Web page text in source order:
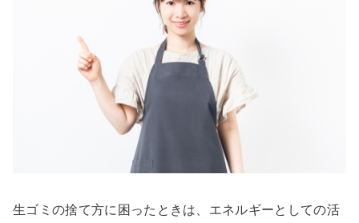
生ゴミの捨て方に困ったときは、エネルギーとしての活